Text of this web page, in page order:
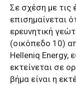
Σε σχέση με τις
επισημαίνεται
ερευνητική
(οικόπεδο 10)
Helleniq Energy,
εκτείνεται σε
βήμα είναι η